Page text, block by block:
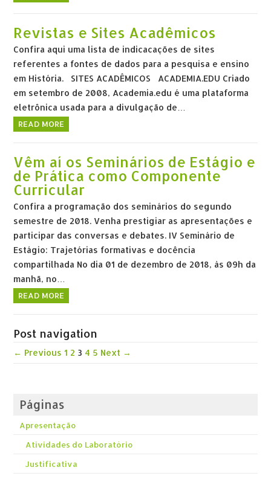
Revistas e Sites Acadêmicos
Confira aqui uma lista de indicacações de sites
referentes a fontes de dados para a pesquisa e ensino
em História. SITES ACADÊMICOS ACADEMIA.EDU Criado
em setembro de 2008, Academia.edu é uma plataforma
eletrônica usada para a divulgação de…
READ MORE
Vêm aí os Seminários de Estágio e
de Prática como Componente
Curricular
Confira a programação dos seminários do segundo
semestre de 2018. Venha prestigiar as apresentações e
participar das conversas e debates. IV Seminário de
Estágio: Trajetórias formativas e docência
compartilhada No dia 01 de dezembro de 2018, às 09h da
manhã, no…
READ MORE
Post navigation
← Previous 1 2 3 4 5 Next →
Páginas
Apresentação
Atividades do Laboratório
Justificativa